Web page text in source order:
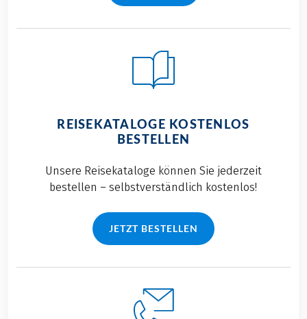
REISEKATALOGE KOSTENLOS
BESTELLEN
Unsere Reisekataloge können Sie jederzeit
bestellen – selbstverständlich kostenlos!
JETZT BESTELLEN